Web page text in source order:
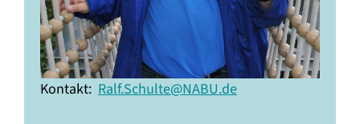
Kontakt: Ralf.Schulte@NABU.de